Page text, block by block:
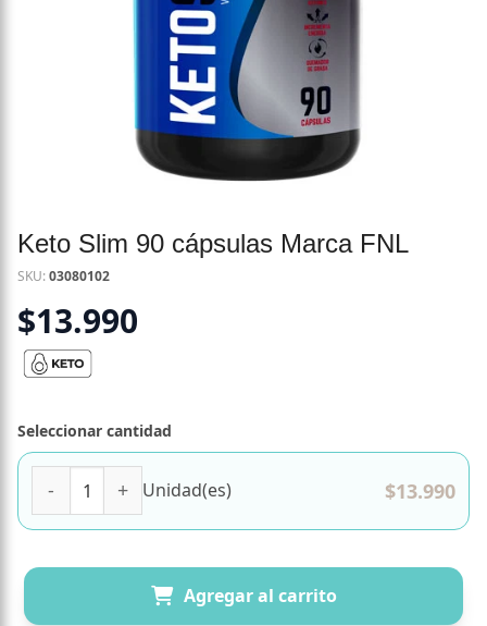
Keto Slim 90 cápsulas Marca FNL
SKU:03080102
$13.990
Seleccionar cantidad
Unidad(es) $13.990
Agregar al carrito